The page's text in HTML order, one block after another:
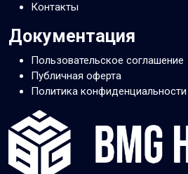
Контакты
Документация
Пользовательское соглашение
Публичная оферта
Политика конфиденциальности